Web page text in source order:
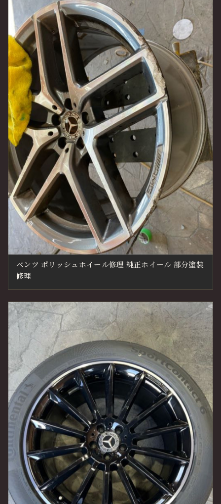
ベンツ ポリッシュホイール修理 純正ホイール 部分塗装
修理